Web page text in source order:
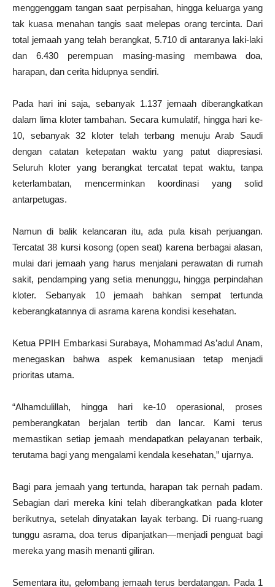
menggenggam tangan saat perpisahan, hingga keluarga yang
tak kuasa menahan tangis saat melepas orang tercinta. Dari
total jemaah yang telah berangkat, 5.710 di antaranya laki-laki
dan 6.430 perempuan masing-masing membawa doa,
harapan, dan cerita hidupnya sendiri.
Pada hari ini saja, sebanyak 1.137 jemaah diberangkatkan
dalam lima kloter tambahan. Secara kumulatif, hingga hari ke-
10, sebanyak 32 kloter telah terbang menuju Arab Saudi
dengan catatan ketepatan waktu yang patut diapresiasi.
Seluruh kloter yang berangkat tercatat tepat waktu, tanpa
keterlambatan, mencerminkan koordinasi yang solid
antarpetugas.
Namun di balik kelancaran itu, ada pula kisah perjuangan.
Tercatat 38 kursi kosong (open seat) karena berbagai alasan,
mulai dari jemaah yang harus menjalani perawatan di rumah
sakit, pendamping yang setia menunggu, hingga perpindahan
kloter. Sebanyak 10 jemaah bahkan sempat tertunda
keberangkatannya di asrama karena kondisi kesehatan.
Ketua PPIH Embarkasi Surabaya, Mohammad As’adul Anam,
menegaskan bahwa aspek kemanusiaan tetap menjadi
prioritas utama.
“Alhamdulillah, hingga hari ke-10 operasional, proses
pemberangkatan berjalan tertib dan lancar. Kami terus
memastikan setiap jemaah mendapatkan pelayanan terbaik,
terutama bagi yang mengalami kendala kesehatan,” ujarnya.
Bagi para jemaah yang tertunda, harapan tak pernah padam.
Sebagian dari mereka kini telah diberangkatkan pada kloter
berikutnya, setelah dinyatakan layak terbang. Di ruang-ruang
tunggu asrama, doa terus dipanjatkan—menjadi penguat bagi
mereka yang masih menanti giliran.
Sementara itu, gelombang jemaah terus berdatangan. Pada 1